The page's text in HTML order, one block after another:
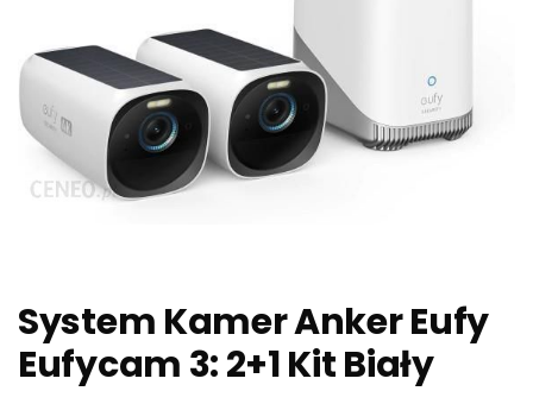
System Kamer Anker Eufy
Eufycam 3: 2+1 Kit Biały